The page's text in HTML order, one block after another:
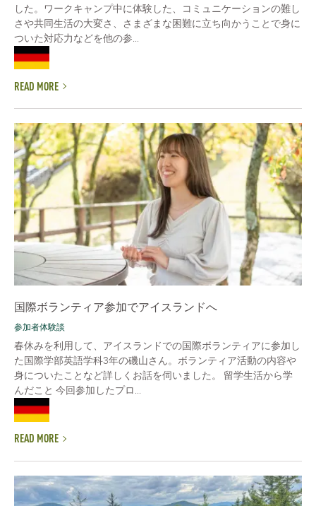
した。ワークキャンプ中に体験した、コミュニケーションの難し
さや共同生活の大変さ、さまざまな困難に立ち向かうことで身に
ついた対応力などを他の参...
READ MORE
国際ボランティア参加でアイスランドへ
参加者体験談
春休みを利用して、アイスランドでの国際ボランティアに参加し
た国際学部英語学科3年の磯山さん。ボランティア活動の内容や
身についたことなど詳しくお話を伺いました。 留学生活から学
んだこと 今回参加したプロ...
READ MORE